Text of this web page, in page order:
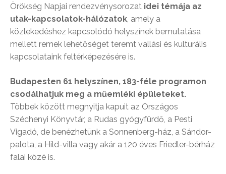
Örökség Napjai rendezvénysorozat idei témája az
utak-kapcsolatok-hálózatok , amely a
közlekedéshez kapcsolódó helyszínek bemutatása
mellett remek lehetőséget teremt vallási és kulturális
kapcsolataink feltérképezésére is.
Budapesten 61 helyszínen, 183-féle programon
csodálhatjuk meg a műemléki épületeket.
Többek között megnyitja kapuit az Országos
Széchenyi Könyvtár, a Rudas gyógyfürdő, a Pesti
Vigadó, de benézhetünk a Sonnenberg-ház, a Sándor-
palota, a Hild-villa vagy akár a 120 éves Friedler-bérház
falai közé is.